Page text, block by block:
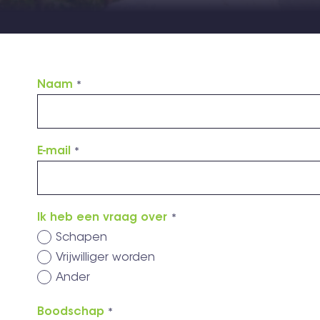
Naam
E-mail
Ik heb een vraag over
Schapen
Vrijwilliger worden
Ander
Boodschap